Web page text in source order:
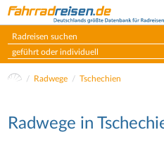
geführt oder individuell
Radwege Tschechien
Radwege in